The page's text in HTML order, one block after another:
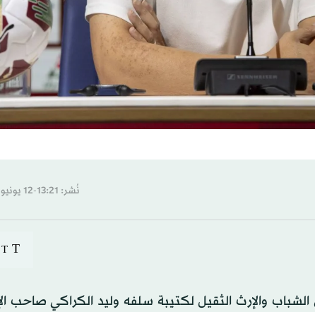
نُشر: 13:21-12 يونيو 2026 م ـ 27 ذو الحِجّة 1447 هـ
T
T
الشباب والإرث الثقيل لكتيبة سلفه وليد الكراكي صاحب